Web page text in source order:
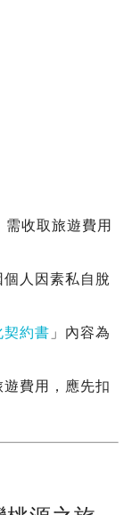
收取旅遊費用
人因素私自脫
契約書 」內容為
費用，應先扣